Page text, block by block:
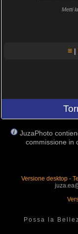
Metti
≡ |
JuzaPhoto
commissione in
Versione desktop-
Possa la